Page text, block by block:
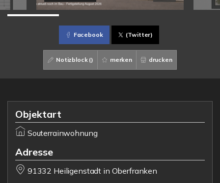
Facebook (Twitter)
Notizblock () merken drucken
Objektart
Souterrainwohnung
Adresse
91332 Heiligenstadt in Oberfranken